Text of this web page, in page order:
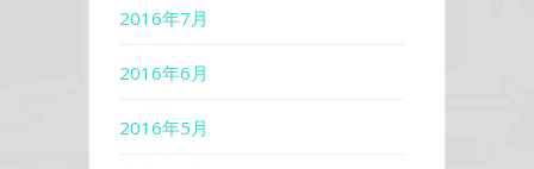
2016年7月
2016年6月
2016年5月